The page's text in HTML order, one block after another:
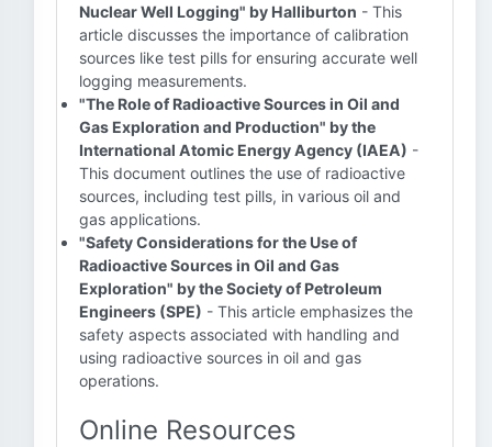
Nuclear Well Logging" by Halliburton - This
article discusses the importance of calibration
sources like test pills for ensuring accurate well
logging measurements.
"The Role of Radioactive Sources in Oil and
Gas Exploration and Production" by the
International Atomic Energy Agency (IAEA) -
This document outlines the use of radioactive
sources, including test pills, in various oil and
gas applications.
"Safety Considerations for the Use of
Radioactive Sources in Oil and Gas
Exploration" by the Society of Petroleum
Engineers (SPE) - This article emphasizes the
safety aspects associated with handling and
using radioactive sources in oil and gas
operations.
Online Resources